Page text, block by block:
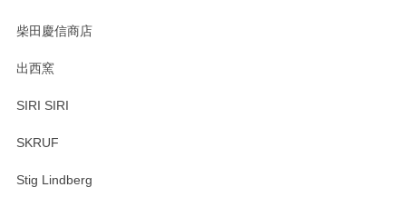
柴田慶信商店
出西窯
SIRI SIRI
SKRUF
Stig Lindberg